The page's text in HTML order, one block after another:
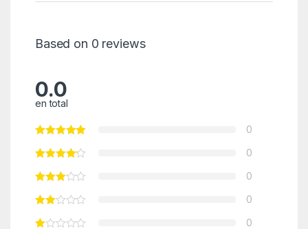
Based on 0 reviews
0.0
en total
0
0
0
0
0